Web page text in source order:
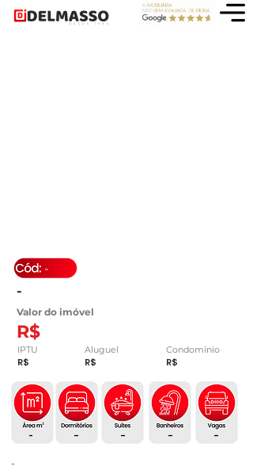
-
Valor do imóvel
R$
-
IPTU
R$
Aluguel Condomínio
R$ R$
-
-
- - -
-